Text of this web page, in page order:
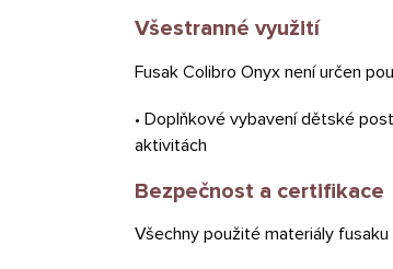
Všestranné využití
Fusak Colibro Onyx není určen
• Doplňkové vybavení dětské
aktivitách
Bezpečnost a certifikace
Všechny použité materiály fusaku